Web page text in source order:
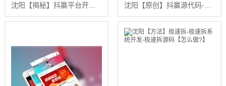
沈阳【揭秘】抖赢平台开发-抖赢网站搭建-抖赢APP开发【有哪些?】